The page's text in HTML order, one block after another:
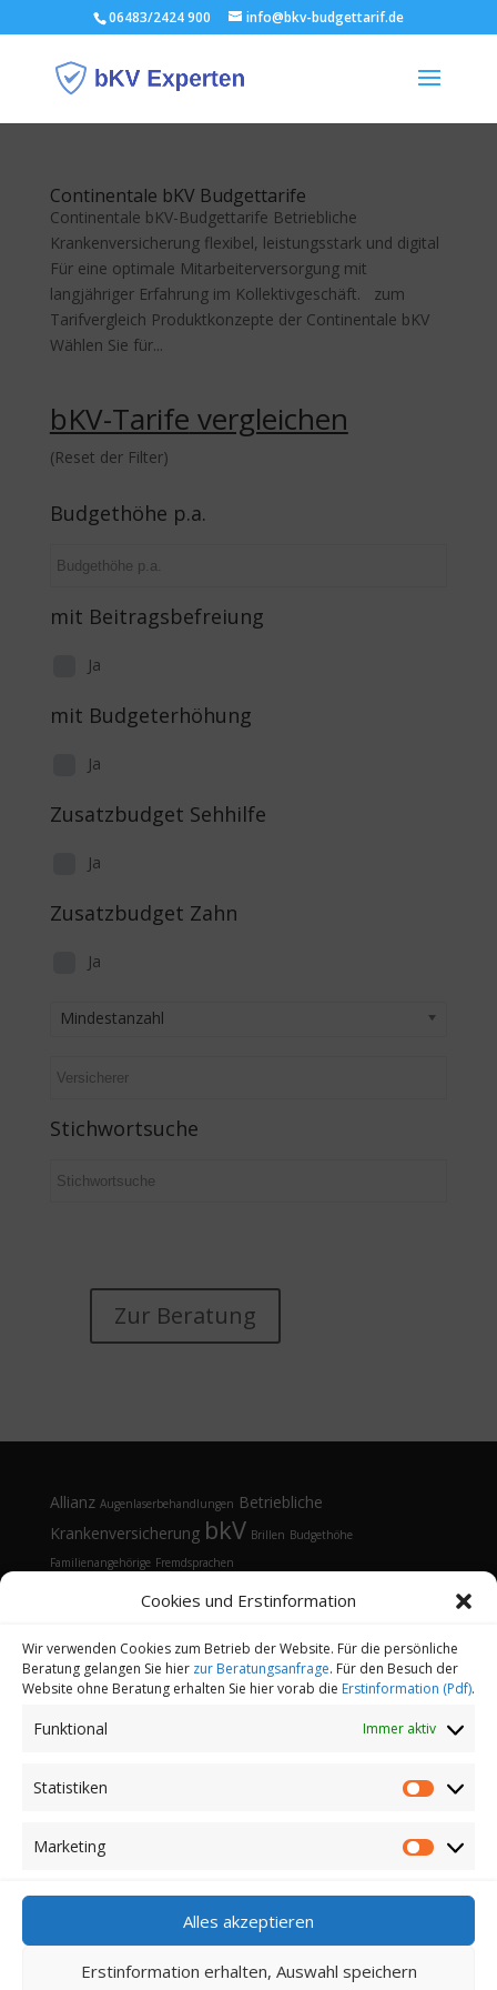
Cookies und Erstinformation
Wir verwenden Cookies zum Betrieb der Website. Für die persönliche
Beratung gelangen Sie hier zur Beratungsanfrage. Für den Besuch der
Website ohne Beratung erhalten Sie hier vorab die Erstinformation (Pdf).
Funktional Immer aktiv
Statistiken
Marketing
Alles akzeptieren
Erstinformation erhalten, Auswahl speichern
06483/2424 900 info@bkv-budgettarif.de
Continentale bKV Budgettarife
Continentale bKV-Budgettarife Betriebliche
Krankenversicherung flexibel, leistungsstark und digital
Für eine optimale Mitarbeiterversorgung mit
langjähriger Erfahrung im Kollektivgeschäft. zum
Tarifvergleich Produktkonzepte der Continentale bKV
Wählen Sie für...
bKV-Tarife vergleichen
(Reset der Filter)
Budgethöhe p.a.
mit Beitragsbefreiung
Ja
mit Budgeterhöhung
Ja
Zusatzbudget Sehhilfe
Ja
Zusatzbudget Zahn
Ja
Mindestanzahl
Stichwortsuche
Zur Beratung
Allianz Augenlaserbehandlungen Betriebliche
Krankenversicherung bkV Brillen Budgethöhe
Familienangehörige Fremdsprachen
Gesundheitsmanagement Gesundheitstelefon
Sonnenbrille Tarifvergleich Vorsorgeuntersuchungen Vorteile
Öffnungsfenster
Copyright 2022-2026 | Finanz-und
Versicherungsmakler Sander GmbH | Alle Rechte
vorbehalten